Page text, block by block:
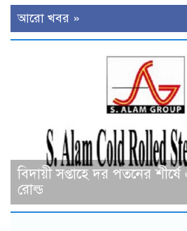
আরো খবর »
বিদায়ী সপ্তাহে দর পতনের
রোল্ড